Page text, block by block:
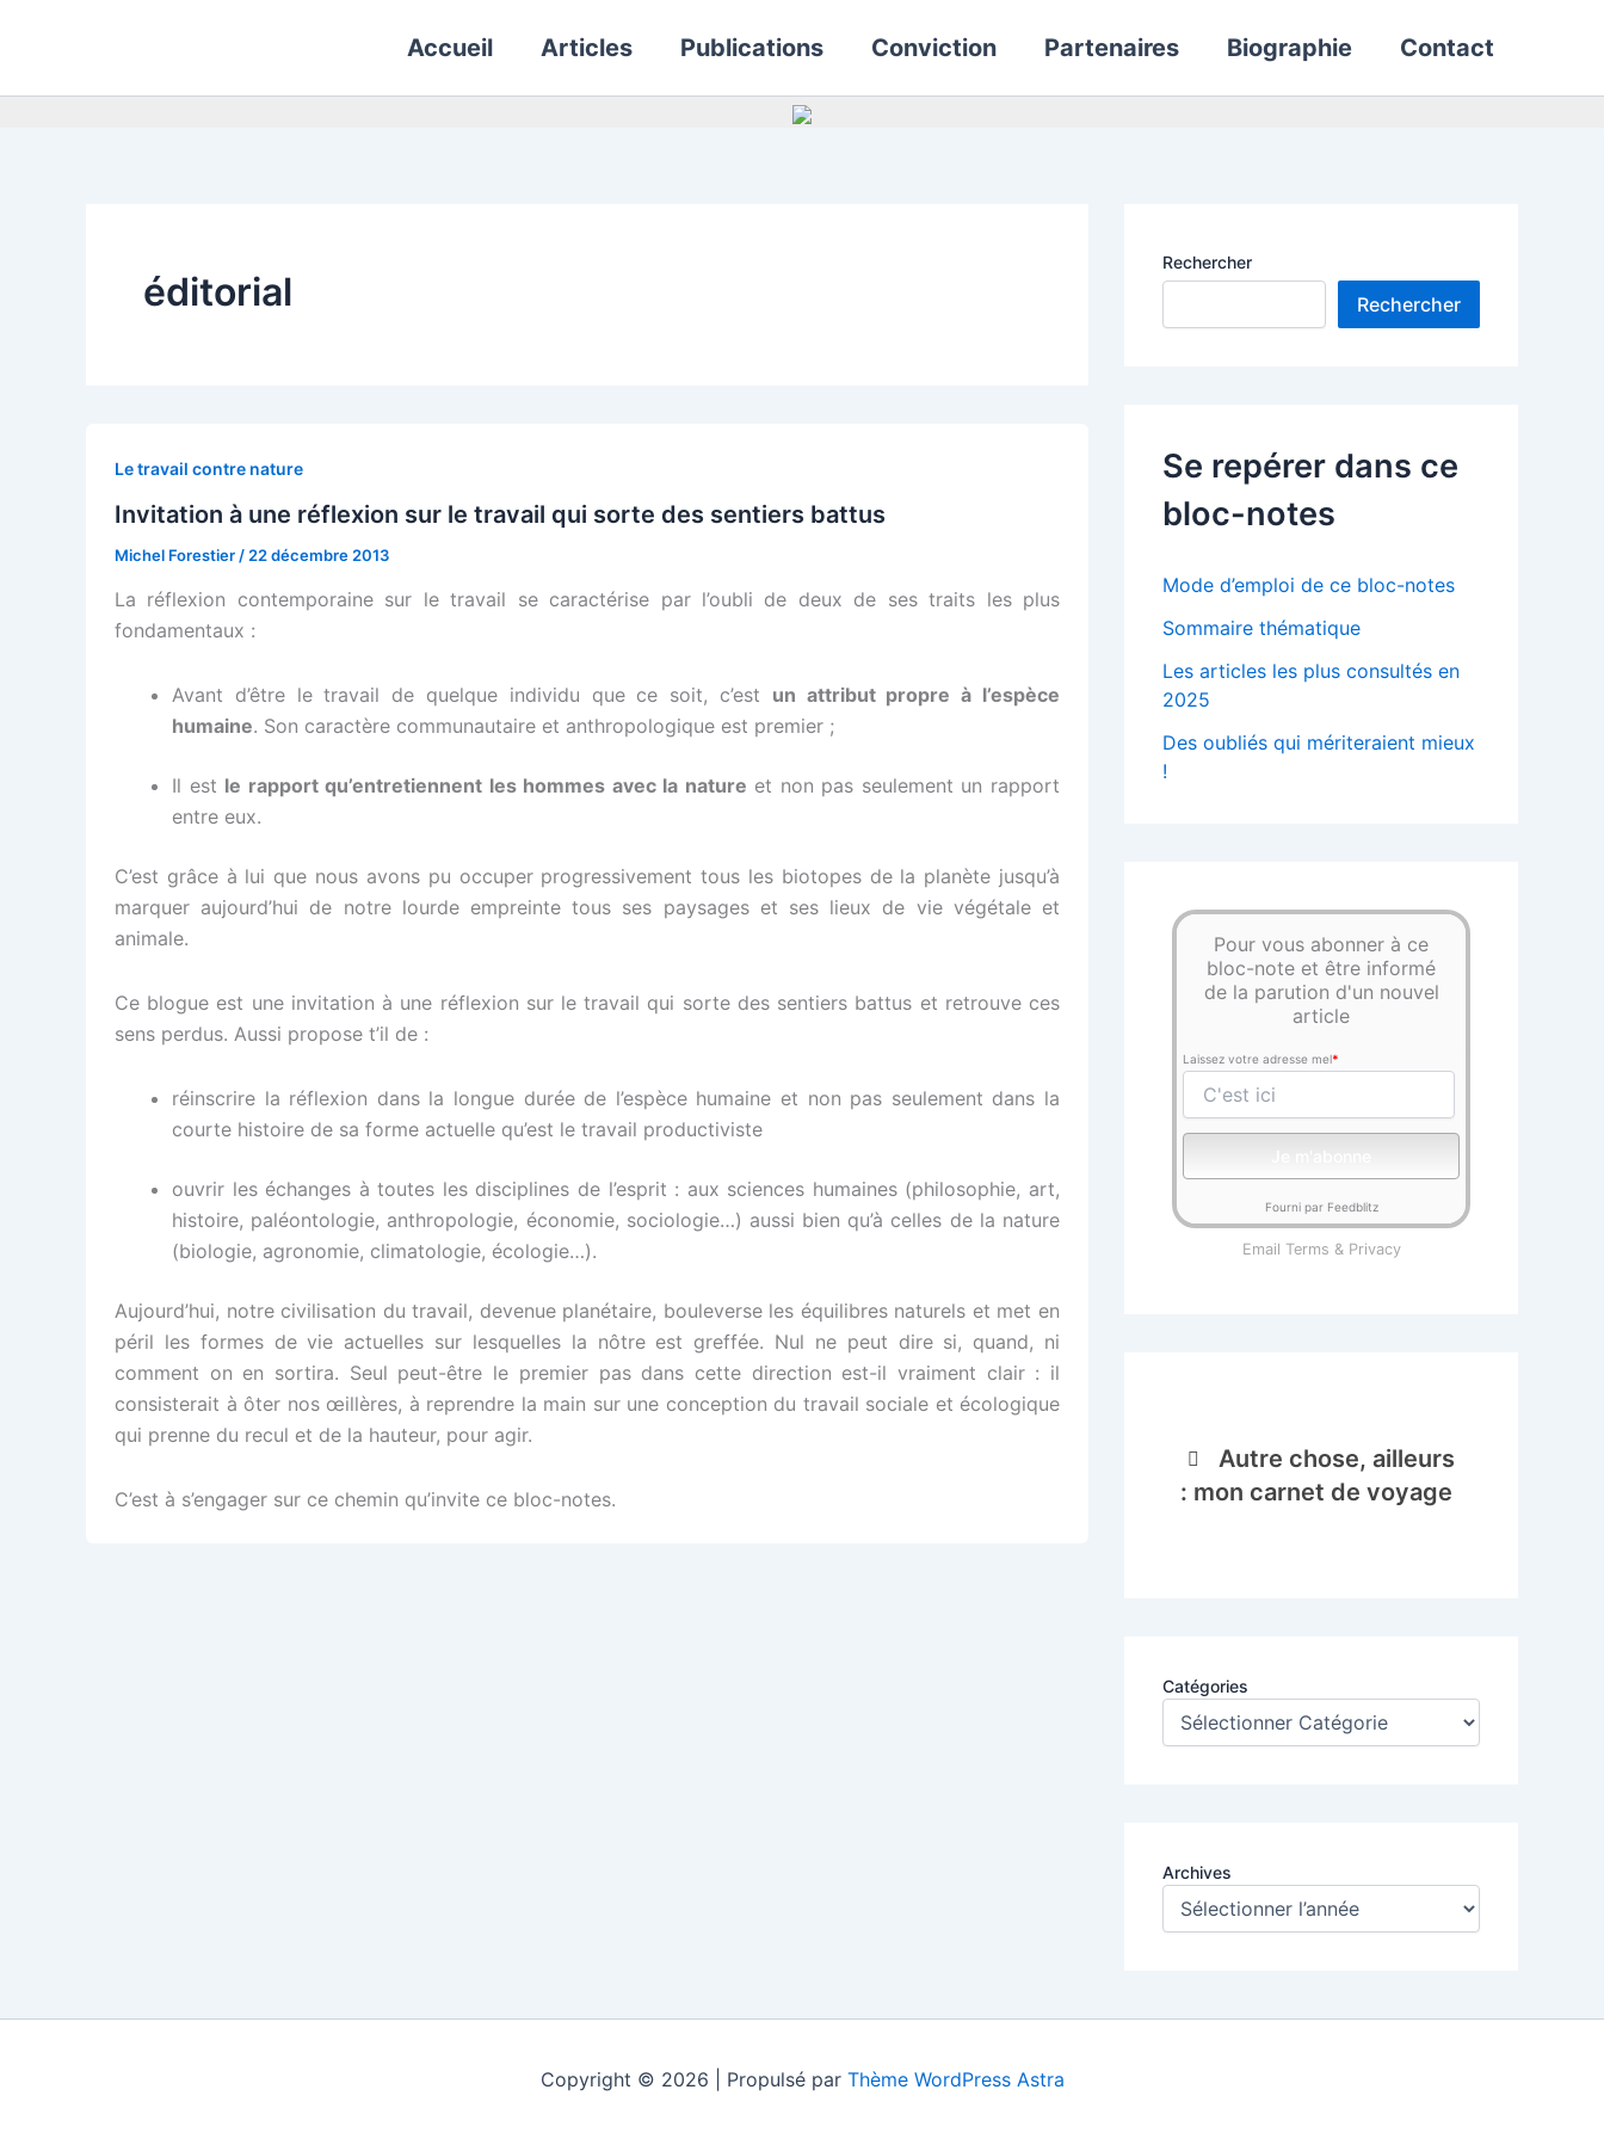
Accueil Articles Publications Conviction Partenaires Biographie Contact
éditorial
Le travail contre nature
Invitation à une réflexion sur le travail qui sorte des sentiers battus
Michel Forestier / 22 décembre 2013
La réflexion contemporaine sur le travail se caractérise par l’oubli de deux de ses traits les plus
fondamentaux :
Avant d’être le travail de quelque individu que ce soit, c’est un attribut propre à l’espèce
humaine. Son caractère communautaire et anthropologique est premier ;
Il est le rapport qu’entretiennent les hommes avec la nature et non pas seulement un rapport
entre eux.
C’est grâce à lui que nous avons pu occuper progressivement tous les biotopes de la planète jusqu’à
marquer aujourd’hui de notre lourde empreinte tous ses paysages et ses lieux de vie végétale et
animale.
Ce blogue est une invitation à une réflexion sur le travail qui sorte des sentiers battus et retrouve ces
sens perdus. Aussi propose t’il de :
réinscrire la réflexion dans la longue durée de l’espèce humaine et non pas seulement dans la
courte histoire de sa forme actuelle qu’est le travail productiviste
ouvrir les échanges à toutes les disciplines de l’esprit : aux sciences humaines (philosophie, art,
histoire, paléontologie, anthropologie, économie, sociologie…) aussi bien qu’à celles de la nature
(biologie, agronomie, climatologie, écologie…).
Aujourd’hui, notre civilisation du travail, devenue planétaire, bouleverse les équilibres naturels et met en
péril les formes de vie actuelles sur lesquelles la nôtre est greffée. Nul ne peut dire si, quand, ni
comment on en sortira. Seul peut-être le premier pas dans cette direction est-il vraiment clair : il
consisterait à ôter nos œillères, à reprendre la main sur une conception du travail sociale et écologique
qui prenne du recul et de la hauteur, pour agir.
C’est à s’engager sur ce chemin qu’invite ce bloc-notes.
Rechercher
Rechercher
Se repérer dans ce
bloc-notes
Mode d’emploi de ce bloc-notes
Sommaire thématique
Les articles les plus consultés en
2025
Des oubliés qui mériteraient mieux
!
Pour vous abonner à ce
bloc-note et être informé
de la parution d'un nouvel
article
Laissez votre adresse mel*
Fourni par Feedblitz
Email Terms & Privacy
Autre chose, ailleurs
: mon carnet de voyage
Catégories
Archives
Copyright © 2026 | Propulsé par Thème WordPress Astra